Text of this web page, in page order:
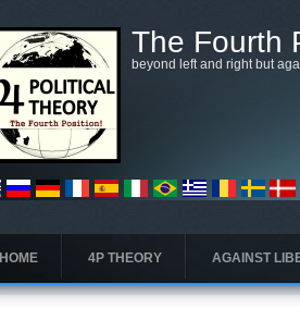
The Fourth
beyond left and right but
HOME 4P THEORY AGAINST